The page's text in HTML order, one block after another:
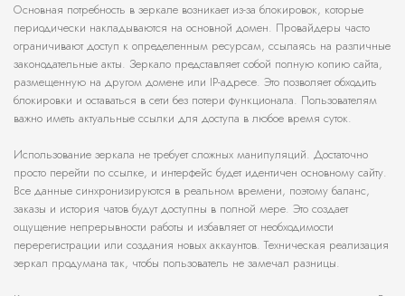
Основная потребность в зеркале возникает из-за блокировок, которые
периодически накладываются на основной домен. Провайдеры часто
ограничивают доступ к определенным ресурсам, ссылаясь на различные
законодательные акты. Зеркало представляет собой полную копию сайта,
размещенную на другом домене или IP-адресе. Это позволяет обходить
блокировки и оставаться в сети без потери функционала. Пользователям
важно иметь актуальные ссылки для доступа в любое время суток.
Использование зеркала не требует сложных манипуляций. Достаточно
просто перейти по ссылке, и интерфейс будет идентичен основному сайту.
Все данные синхронизируются в реальном времени, поэтому баланс,
заказы и история чатов будут доступны в полной мере. Это создает
ощущение непрерывности работы и избавляет от необходимости
перерегистрации или создания новых аккаунтов. Техническая реализация
зеркал продумана так, чтобы пользователь не замечал разницы.